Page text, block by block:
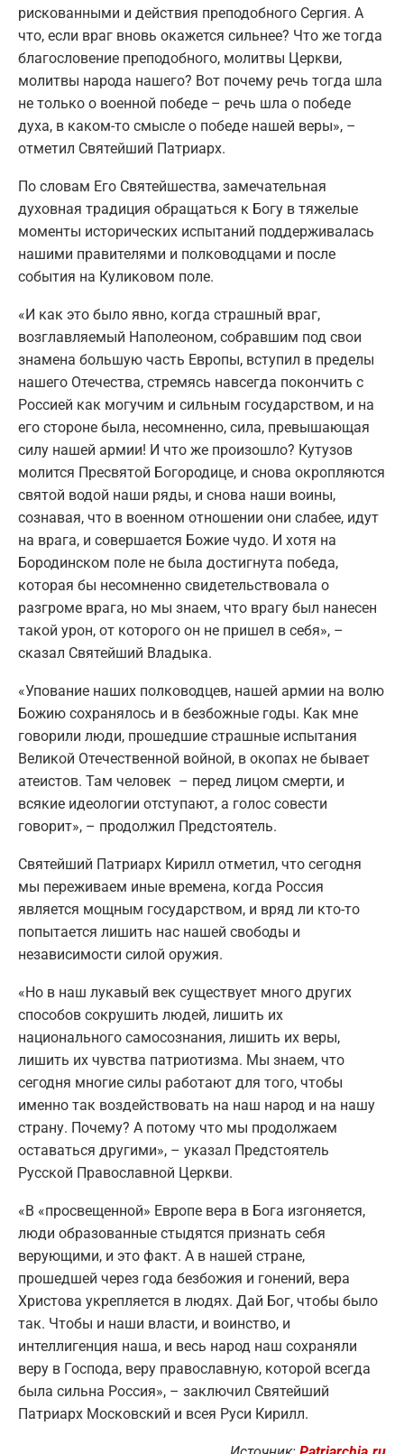
рискованными и действия преподобного Сергия. А
что, если враг вновь окажется сильнее? Что же тогда
благословение преподобного, молитвы Церкви,
молитвы народа нашего? Вот почему речь тогда шла
не только о военной победе – речь шла о победе
духа, в каком-то смысле о победе нашей веры», –
отметил Святейший Патриарх.
По словам Его Святейшества, замечательная
духовная традиция обращаться к Богу в тяжелые
моменты исторических испытаний поддерживалась
нашими правителями и полководцами и после
события на Куликовом поле.
«И как это было явно, когда страшный враг,
возглавляемый Наполеоном, собравшим под свои
знамена большую часть Европы, вступил в пределы
нашего Отечества, стремясь навсегда покончить с
Россией как могучим и сильным государством, и на
его стороне была, несомненно, сила, превышающая
силу нашей армии! И что же произошло? Кутузов
молится Пресвятой Богородице, и снова окропляются
святой водой наши ряды, и снова наши воины,
сознавая, что в военном отношении они слабее, идут
на врага, и совершается Божие чудо. И хотя на
Бородинском поле не была достигнута победа,
которая бы несомненно свидетельствовала о
разгроме врага, но мы знаем, что врагу был нанесен
такой урон, от которого он не пришел в себя», –
сказал Святейший Владыка.
«Упование наших полководцев, нашей армии на волю
Божию сохранялось и в безбожные годы. Как мне
говорили люди, прошедшие страшные испытания
Великой Отечественной войной, в окопах не бывает
атеистов. Там человек – перед лицом смерти, и
всякие идеологии отступают, а голос совести
говорит», – продолжил Предстоятель.
Святейший Патриарх Кирилл отметил, что сегодня
мы переживаем иные времена, когда Россия
является мощным государством, и вряд ли кто-то
попытается лишить нас нашей свободы и
независимости силой оружия.
«Но в наш лукавый век существует много других
способов сокрушить людей, лишить их
национального самосознания, лишить их веры,
лишить их чувства патриотизма. Мы знаем, что
сегодня многие силы работают для того, чтобы
именно так воздействовать на наш народ и на нашу
страну. Почему? А потому что мы продолжаем
оставаться другими», – указал Предстоятель
Русской Православной Церкви.
«В «просвещенной» Европе вера в Бога изгоняется,
люди образованные стыдятся признать себя
верующими, и это факт. А в нашей стране,
прошедшей через года безбожия и гонений, вера
Христова укрепляется в людях. Дай Бог, чтобы было
так. Чтобы и наши власти, и воинство, и
интеллигенция наша, и весь народ наш сохраняли
веру в Господа, веру православную, которой всегда
была сильна Россия», – заключил Святейший
Патриарх Московский и всея Руси Кирилл.